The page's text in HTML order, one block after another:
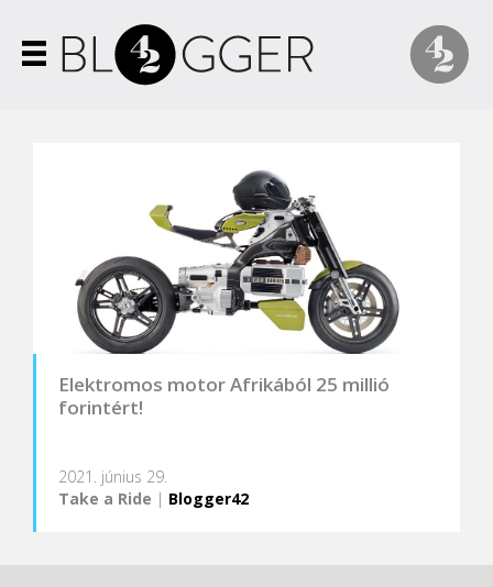
Elektromos motor Afrikából 25 millió
forintért!
2021. június 29.
Take a Ride | Blogger42